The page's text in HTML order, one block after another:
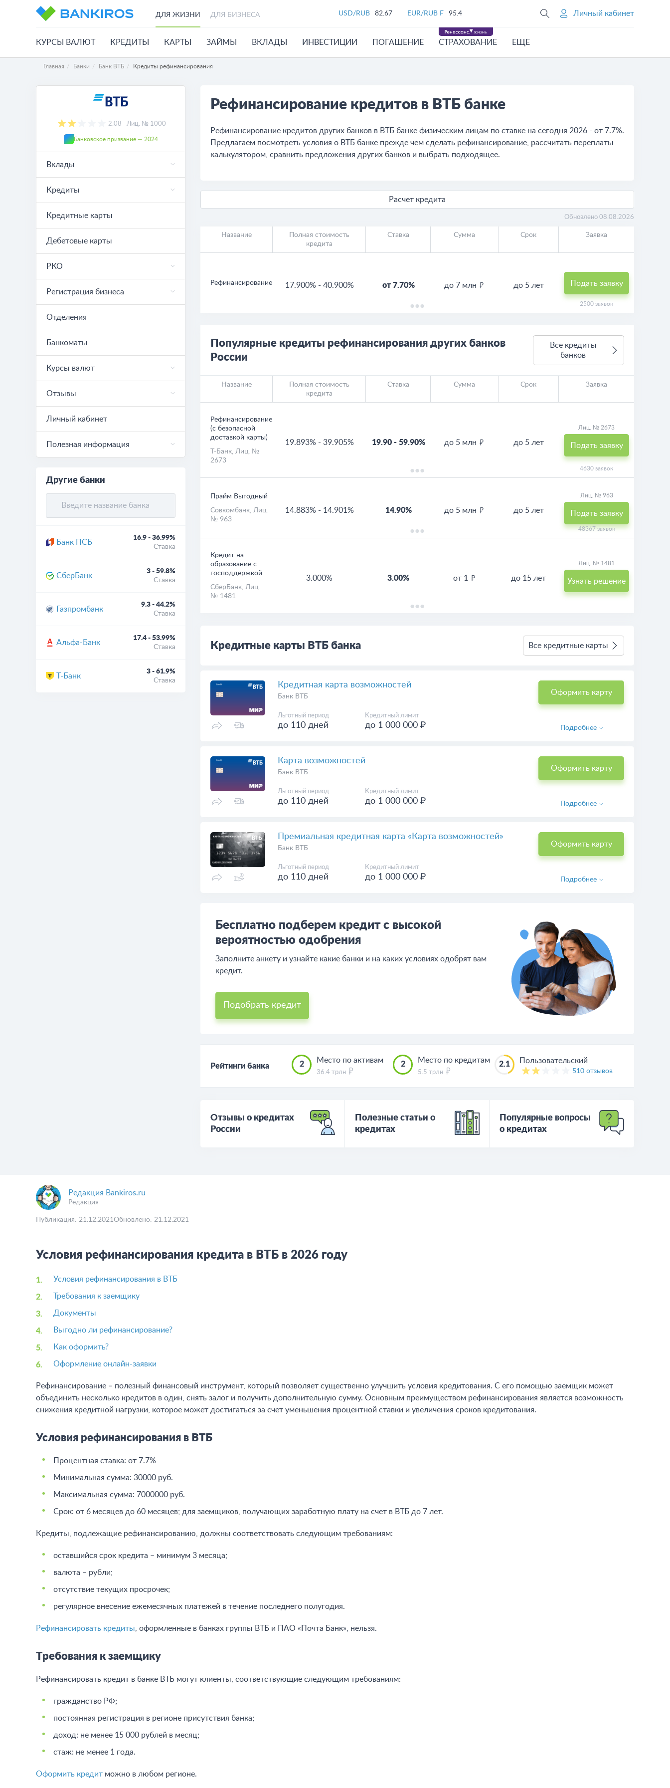
ДЛЯ ЖИЗНИ ДЛЯ БИЗНЕСА USD/RUB 82.67 EUR/RUB F 95.4 Личный кабинет
КУРСЫ ВАЛЮТ КРЕДИТЫ КАРТЫ ЗАЙМЫ ВКЛАДЫ ИНВЕСТИЦИИ ПОГАШЕНИЕ СТРАХОВАНИЕ ЕЩЕ
Главная Банки Банк ВТБ Кредиты рефинансирования
2.08 Лиц. № 1000
Банковское призвание — 2024
Вклады
Кредиты
Кредитные карты
Дебетовые карты
РКО
Регистрация бизнеса
Отделения
Банкоматы
Курсы валют
Отзывы
Личный кабинет
Полезная информация
Другие банки
Банк ПСБ
16.9 - 36.99%
Ставка
СберБанк
3 - 59.8%
Ставка
Газпромбанк
9.3 - 44.2%
Ставка
Альфа-Банк
17.4 - 53.99%
Ставка
Т-Банк
3 - 61.9%
Ставка
Рефинансирование кредитов в ВТБ банке
Рефинансирование кредитов других банков в ВТБ банке физическим лицам по ставке на сегодня 2026 - от 7.7%.
Предлагаем посмотреть условия о ВТБ банке прежде чем сделать рефинансирование, рассчитать переплаты
калькулятором, сравнить предложения других банков и выбрать подходящее.
Расчет кредита
Обновлено 08.08.2026
Название
Полная стоимость
кредита
Ставка Сумма Срок Заявка
Рефинансирование 17.900% - 40.900% от 7.70% до 7 млн до 5 лет Подать заявку
2500 заявок
Популярные кредиты рефинансирования других банков
России
Все кредиты
банков
Название
Полная стоимость
кредита
Ставка Сумма Срок Заявка
Рефинансирование
(с безопасной
доставкой карты)
Т-Банк, Лиц. №
2673
19.893% - 39.905% 19.90- 59.90% до 5 млн до 5 лет
Лиц. № 2673
Подать заявку
4630 заявок
Прайм Выгодный
Совкомбанк, Лиц.
№ 963
14.883% - 14.901% 14.90% до 5 млн до 5 лет
Лиц. № 963
Подать заявку
48367 заявок
Кредит на
образование с
господдержкой
СберБанк, Лиц.
№ 1481
3.000% 3.00% от 1 до 15 лет
Лиц. № 1481
Узнать решение
Кредитные карты ВТБ банка Все кредитные карты
Кредитная карта возможностей
Банк ВТБ
Льготный период
до 110 дней
Кредитный лимит
до 1 000 000 ₽
Оформить карту
Подробнее
Карта возможностей
Банк ВТБ
Льготный период
до 110 дней
Кредитный лимит
до 1 000 000 ₽
Оформить карту
Подробнее
Премиальная кредитная карта «Карта возможностей»
Банк ВТБ
Льготный период
до 110 дней
Кредитный лимит
до 1 000 000 ₽
Оформить карту
Подробнее
Бесплатно подберем кредит с высокой
вероятностью одобрения
Заполните анкету и узнайте какие банки и на каких условиях одобрят вам
кредит.
Подобрать кредит
Рейтинги банка 2 Место по активам
36.4 трлн
2 Место по кредитам
5.5 трлн
2.1 Пользовательский
510 отзывов
Отзывы о кредитах
России
Полезные статьи о
кредитах
Популярные вопросы
о кредитах
Редакция Bankiros.ru
Редакция
Публикация: 21.12.2021Обновлено: 21.12.2021
Условия рефинансирования кредита в ВТБ в 2026 году
Условия рефинансирования в ВТБ
Требования к заемщику
Документы
Выгодно ли рефинансирование?
Как оформить?
Оформление онлайн-заявки
Рефинансирование – полезный финансовый инструмент, который позволяет существенно улучшить условия кредитования. С его помощью заемщик может
объединить несколько кредитов в один, снять залог и получить дополнительную сумму. Основным преимуществом рефинансирования является возможность
снижения кредитной нагрузки, которое может достигаться за счет уменьшения процентной ставки и увеличения сроков кредитования.
Условия рефинансирования в ВТБ
Процентная ставка: от 7.7%
Минимальная сумма: 30000 руб.
Максимальная сумма: 7000000 руб.
Срок: от 6 месяцев до 60 месяцев; для заемщиков, получающих заработную плату на счет в ВТБ до 7 лет.
Кредиты, подлежащие рефинансированию, должны соответствовать следующим требованиям:
оставшийся срок кредита – минимум 3 месяца;
валюта – рубли;
отсутствие текущих просрочек;
регулярное внесение ежемесячных платежей в течение последнего полугодия.
Рефинансировать кредиты , оформленные в банках группы ВТБ и ПАО «Почта Банк», нельзя.
Требования к заемщику
Рефинансировать кредит в банке ВТБ могут клиенты, соответствующие следующим требованиям:
гражданство РФ;
постоянная регистрация в регионе присутствия банка;
доход: не менее 15 000 рублей в месяц;
стаж: не менее 1 года.
Оформить кредит можно в любом регионе.